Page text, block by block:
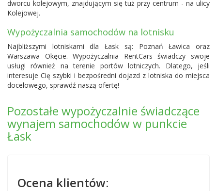
dworcu kolejowym, znajdującym się tuż przy centrum - na ulicy
Kolejowej.
Wypożyczalnia samochodów na lotnisku
Najbliższymi lotniskami dla Łask są: Poznań Ławica oraz
Warszawa Okęcie. Wypożyczalnia RentCars świadczy swoje
usługi również na terenie portów lotniczych. Dlatego, jeśli
interesuje Cię szybki i bezpośredni dojazd z lotniska do miejsca
docelowego, sprawdź naszą ofertę!
Pozostałe wypożyczalnie świadczące
wynajem samochodów w punkcie
Łask
Ocena klientów: